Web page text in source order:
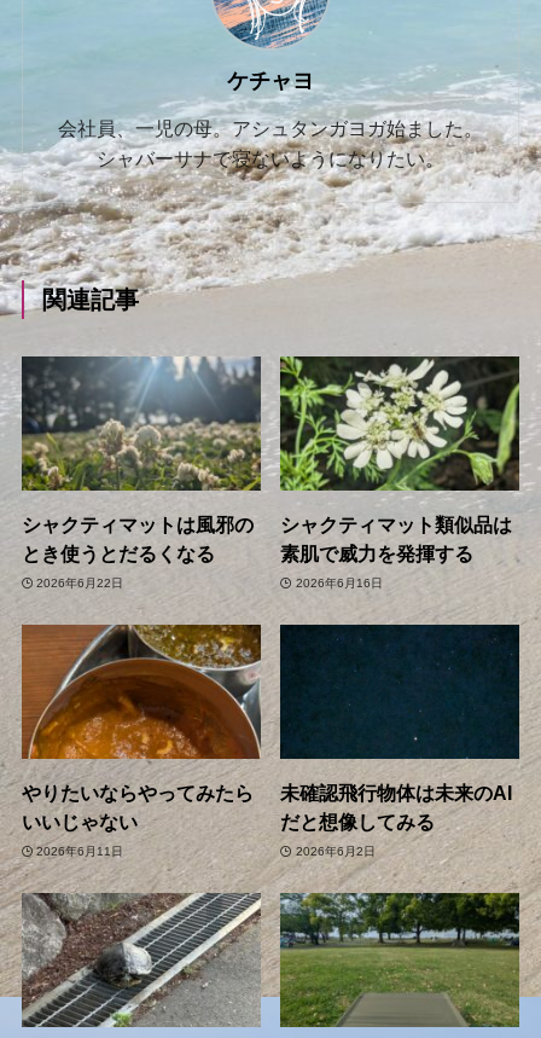
ケチャヨ
会社員、一児の母。アシュタンガヨガ始ました。
シャバーサナで寝ないようになりたい。
関連記事
シャクティマットは風邪の
とき使うとだるくなる
2026年6月22日
シャクティマット類似品は
素肌で威力を発揮する
2026年6月16日
やりたいならやってみたら
いいじゃない
2026年6月11日
未確認飛行物体は未来のAI
だと想像してみる
2026年6月2日